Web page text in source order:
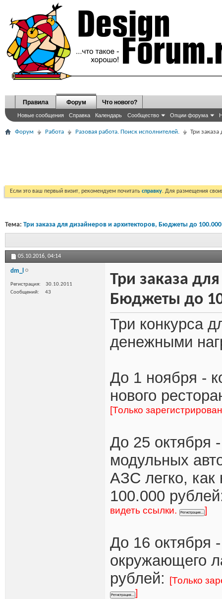
Правила Форум
Новые сообщения Справка Календарь Сообщество Опции форума
Что нового?
Форум Работа Разовая работа. Поиск исполнителей. Три
Если это ваш первый визит, рекомендуем почитать справку. Для размещения
Тема: Три заказа для дизайнеров и архитекторов, Бюджеты до
05.10.2016, 04:14
dm_l
Регистрация
30.10.2011
Сообщений
43
Три заказа
Бюджеты до
Три конкурса
денежными
До 1 ноября -
нового
[Только
До 25 октября
модульных
АЗС легко, как
100.000
видеть ссылки. ]
До 16 октября
окружающего
рублей:
[Только
]